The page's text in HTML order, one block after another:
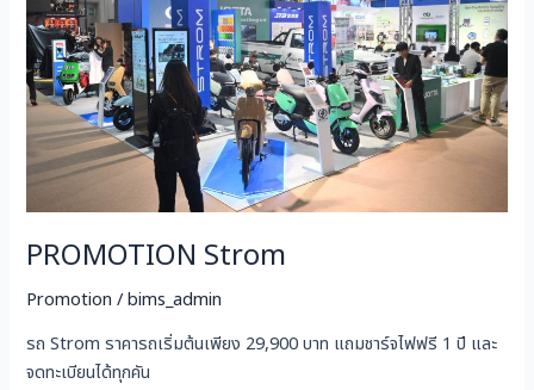
PROMOTION Strom
Promotion /bims_admin
รถ Strom ราคารถเริ่มต้นเพียง 29,900 บาท แถมชาร์จไฟฟรี 1 ปี และ
จดทะเบียนได้ทุกคัน